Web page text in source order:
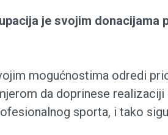
je svojim
mogućnostima odredi
da doprinese
sporta, i tako